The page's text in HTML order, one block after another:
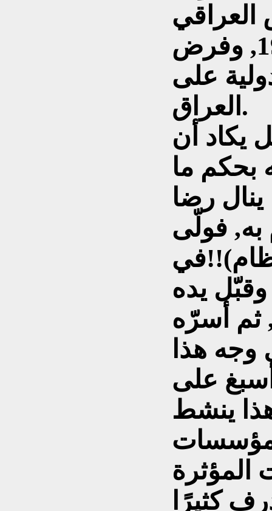
العراقي
في(عاصفة الصحراء)1991, وفرض
على
العراق.
يكاد أن
بحكم ما
ينال رضا
به, فولّى
وقبّل يده
ثم أسرّه
وجه هذا
على
ينشط
المؤثرة
كثيرًا